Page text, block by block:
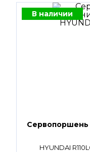
В наличии
Сервопоршень
HYUNDAI